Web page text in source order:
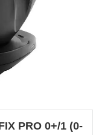
PRO 0+/1 (0-